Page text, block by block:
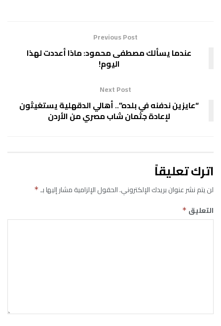
Previous Post
عندما يسألك مصطفى محمود: ماذا أعددت لهذا
اليوم!
Next Post
“عايزين ندفنه في بلده”.. أهالي الدقهلية يستغيثون
لإعادة جثمان شاب مصري من الأردن
اترك تعليقاً
لن يتم نشر عنوان بريدك الإلكتروني.الحقول الإلزامية مشار إليها بـ*
التعليق *